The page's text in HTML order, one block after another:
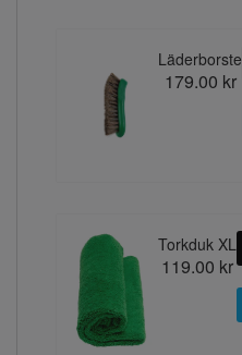
Läderborste
179.00 kr
Torkduk XL
119.00 kr